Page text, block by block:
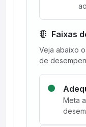
Faixas
Veja abaixo
de
Meta